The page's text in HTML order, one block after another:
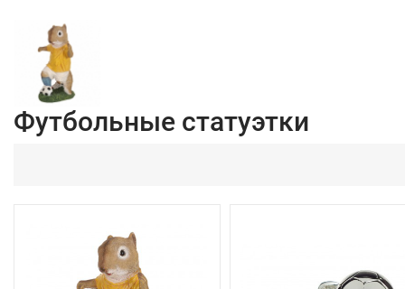
Футбольные статуэтки